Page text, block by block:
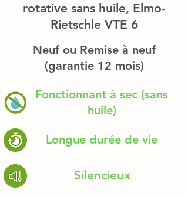
rotative sans huile, Elmo-
Rietschle VTE 6
Neuf ou Remise à neuf
(garantie 12 mois)
Fonctionnant à sec (sans
huile)
Longue durée de vie
Silencieux